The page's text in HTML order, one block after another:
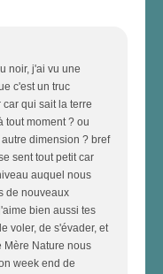
noir, j'ai vu une
c'est un truc
qui sait la terre
tout moment ? ou
dimension ? bref
sent tout petit car
auquel nous
de nouveaux
bien aussi tes
voler, de s'évader, et
Mère Nature nous
week end de